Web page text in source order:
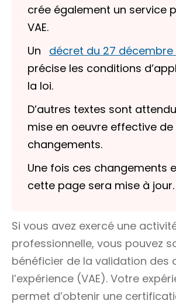
crée également un service
VAE.
Un
décret du 27 décembre
précise les conditions
la loi.
D’autres textes sont
mise en oeuvre effective de
changements.
Une fois ces changements
cette page sera mise à jour.
Si vous avez exercé une
professionnelle, vous pouvez
bénéficier de la validation des
l’expérience (VAE). Votre
permet d’obtenir une